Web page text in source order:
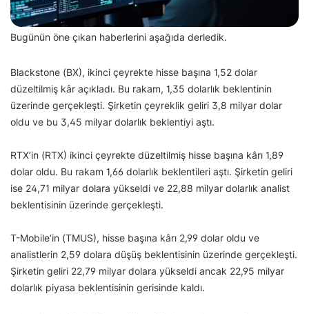
Bugünün öne çıkan haberlerini aşağıda derledik.
Blackstone (BX), ikinci çeyrekte hisse başına 1,52 dolar
düzeltilmiş kâr açıkladı. Bu rakam, 1,35 dolarlık beklentinin
üzerinde gerçekleşti. Şirketin çeyreklik geliri 3,8 milyar dolar
oldu ve bu 3,45 milyar dolarlık beklentiyi aştı.
RTX’in (RTX) ikinci çeyrekte düzeltilmiş hisse başına kârı 1,89
dolar oldu. Bu rakam 1,66 dolarlık beklentileri aştı. Şirketin geliri
ise 24,71 milyar dolara yükseldi ve 22,88 milyar dolarlık analist
beklentisinin üzerinde gerçekleşti.
T-Mobile’in (TMUS), hisse başına kârı 2,99 dolar oldu ve
analistlerin 2,59 dolara düşüş beklentisinin üzerinde gerçekleşti.
Şirketin geliri 22,79 milyar dolara yükseldi ancak 22,95 milyar
dolarlık piyasa beklentisinin gerisinde kaldı.